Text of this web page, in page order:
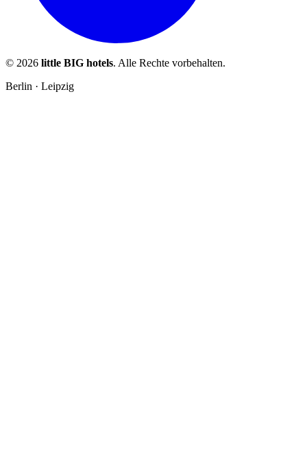
© 2026 little BIG hotels. Alle Rechte vorbehalten.
Berlin · Leipzig